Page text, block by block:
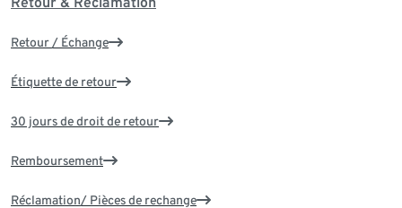
Retour / Échange
Étiquette de retour
30 jours de droit de retour
Remboursement
Réclamation/ Pièces de rechange